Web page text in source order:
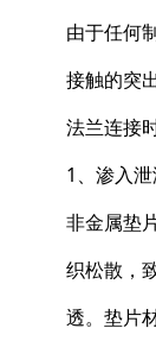
由于任何
接触的突
法兰连接
1、渗入
非金属垫
织松散，
透。垫片